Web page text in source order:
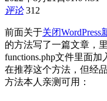
评论312
前面关于关闭
的方法写了一篇文章，
functions.php文件里面
在推荐这个方法，但经
方法本人亲测可用：